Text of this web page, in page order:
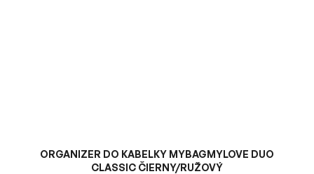
ORGANIZER DO KABELKY MYBAGMYLOVE DUO
CLASSIC ČIERNY/RUŽOVÝ